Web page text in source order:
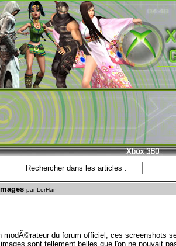
Rechercher dans les articles :
par LorHan
modÃ©rateur du forum officiel, ces screenshots
sont tellement belles que l'on ne pouvait